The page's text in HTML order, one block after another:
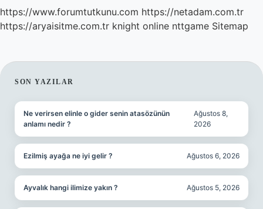
https://www.forumtutkunu.com https://netadam.com.tr
https://aryaisitme.com.tr knight online nttgame Sitemap
SIDEBAR
SON YAZILAR
Ne verirsen elinle o gider senin atasözünün
anlamı nedir ?
Ağustos 8,
2026
Ezilmiş ayağa ne iyi gelir ? Ağustos 6, 2026
Ayvalık hangi ilimize yakın ? Ağustos 5, 2026